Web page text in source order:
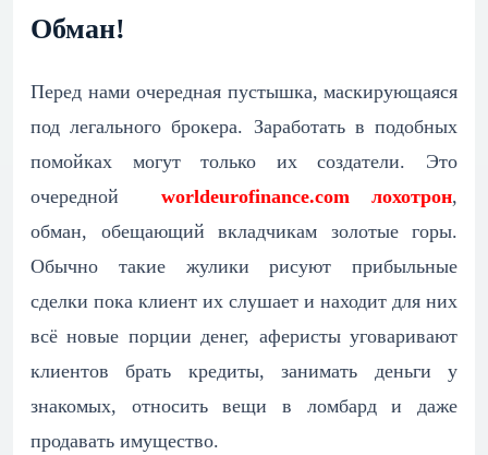
Обман!
Перед нами очередная пустышка, маскирующаяся
под легального брокера. Заработать в подобных
помойках могут только их создатели. Это
очереднойworldeurofinance.com лохотрон,
обман, обещающий вкладчикам золотые горы.
Обычно такие жулики рисуют прибыльные
сделки пока клиент их слушает и находит для них
всё новые порции денег, аферисты уговаривают
клиентов брать кредиты, занимать деньги у
знакомых, относить вещи в ломбард и даже
продавать имущество.